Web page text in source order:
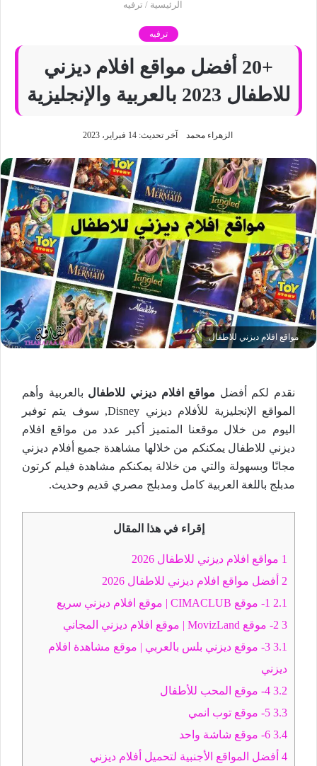
الرئيسية / ترفيه
ترفيه
+20 أفضل مواقع افلام ديزني
للاطفال 2023 بالعربية والإنجليزية
الزهراء محمد آخر تحديث: 14 فبراير، 2023
مواقع افلام ديزني للاطفال
نقدم لكم أفضل مواقع افلام ديزني للاطفال بالعربية وأهم
المواقع الإنجليزية للأفلام ديزني Disney, سوف يتم توفير
اليوم من خلال موقعنا المتميز أكبر عدد من مواقع افلام
ديزني للاطفال يمكنكم من خلالها مشاهدة جميع أفلام ديزني
مجانًا وبسهولة والتي من خلالة يمكنكم مشاهدة فيلم كرتون
مدبلج باللغة العربية كامل ومدبلج مصري قديم وحديث.
إقراء في هذا المقال
1 مواقع افلام ديزني للاطفال 2026
2 أفضل مواقع افلام ديزني للاطفال 2026
2.1
3
3.1
3- موقع ديزني بلس بالعربي | موقع مشاهدة افلام
ديزني
3.2
3.3
3.4
4 أفضل المواقع الأجنبية لتحميل أفلام ديزني